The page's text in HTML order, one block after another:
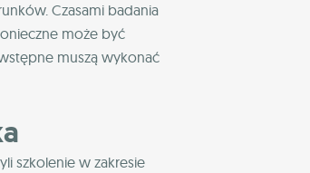
Czasami badania
może być
muszą wykonać
szkolenie w zakresie